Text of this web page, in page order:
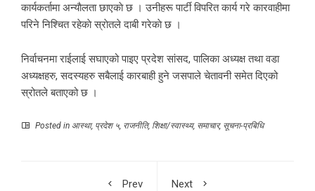
कार्यकर्तामा अन्याैलता छाएकाे छ । उनीहरू पार्टी विपरित कार्य गरे कारवाहीमा
परिने निश्चित रहेकाे स्राेतले दाबी गरेकाे छ ।
निर्वाचनमा राईलाई सघाएको पाइए प्रदेश सांसद, पालिका अध्यक्ष तथा वडा
अध्यक्षहरु, सदस्यहरु सबैलाई कारबाही हुने जसपाले चेतावनी समेत दिएको
स्रोतले बताएको छ ।
Posted in आस्था, प्रदेश ५, राजनीति, शिक्षा/स्वास्थ्य, समाचार, सूचना-प्रबिधि
Prev
Next